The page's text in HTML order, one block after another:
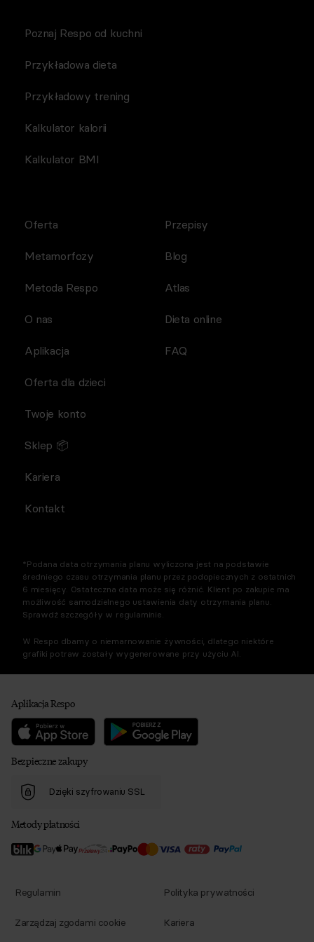
Poznaj Respo od kuchni
Przykładowa dieta
Przykładowy trening
Kalkulator kalorii
Kalkulator BMI
Oferta
Metamorfozy
Metoda Respo
O nas
Aplikacja
Przepisy
Blog
Atlas
Dieta online
FAQ
Oferta dla dzieci
Twoje konto
Sklep 📦
Kariera
Kontakt
*Podana data otrzymania planu wyliczona jest na podstawie
średniego czasu otrzymania planu przez podopiecznych z ostatnich
6 miesięcy. Ostateczna data może się różnić. Klient po zakupie ma
możliwość samodzielnego ustawienia daty otrzymania planu.
Sprawdź szczegóły w regulaminie.
W Respo dbamy o niemarnowanie żywności, dlatego niektóre
grafiki potraw zostały wygenerowane przy użyciu AI.
Aplikacja Respo
Bezpieczne zakupy
Dzięki szyfrowaniu SSL
Metody płatności
Regulamin Polityka prywatności
Zarządzaj zgodami cookie Kariera